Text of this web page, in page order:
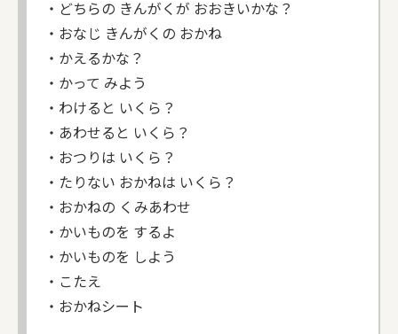
・どちらの きんがくが おおきいかな？
・おなじ きんがくの おかね
・かえるかな？
・かって みよう
・わけると いくら？
・あわせると いくら？
・おつりは いくら？
・たりない おかねは いくら？
・おかねの くみあわせ
・かいものを するよ
・かいものを しよう
・こたえ
・おかねシート